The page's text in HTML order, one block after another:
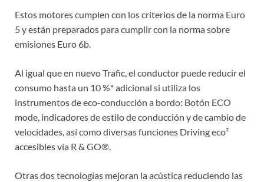
Estos motores cumplen con los criterios de la norma Euro
5 y están preparados para cumplir con la norma sobre
emisiones Euro 6b.
Al igual que en nuevo Trafic, el conductor puede reducir el
consumo hasta un 10 %* adicional si utiliza los
instrumentos de eco-conducción a bordo: Botón ECO
mode, indicadores de estilo de conducción y de cambio de
velocidades, así como diversas funciones Driving eco²
accesibles vía R & GO®.
Otras dos tecnologías mejoran la acústica reduciendo las